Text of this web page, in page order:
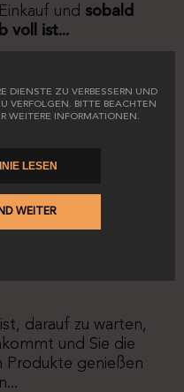
DIENSTE ZU VERBESSERN UND
VERFOLGEN. BITTE BEACHTEN
WEITERE INFORMATIONEN.
WEITER
und sobald
voll ist...
Gutscheincode
darauf zu warten,
und Sie die
Produkte genießen
LESEN